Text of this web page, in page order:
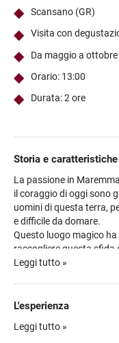
Scansano (GR)
Visita con
Da maggio a ottobre
Orario: 13:00
Durata: 2 ore
Storia e caratteristiche
La passione in
il coraggio di oggi sono
uomini di questa terra,
e difficile da domare.
Questo luogo magico
raccogliere questa sfida
l'ambiente: Terenzi lo ha
con semplicità e
La cantina di 3.000 mq
Leggi tutto »
L'esperienza
Lasciatevi guidare da un
Leggi tutto »